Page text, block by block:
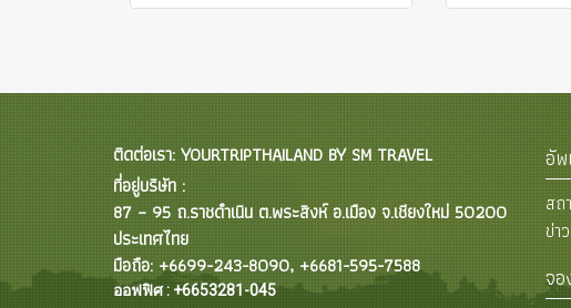
ติดต่อเรา: YOURTRIPTHAILAND BY SM TRAVEL
ที่อยู่บริษัท :
87 – 95 ถ.ราชดำเนิน ต.พระสิงห์ อ.เมือง จ.เชียงใหม่ 50200
ประเทศไทย
มือถือ: +6699-243-8090, +6681-595-7588
ออฟฟิศ : +6653281-045
อัพ
สถ
ข่า
จอ